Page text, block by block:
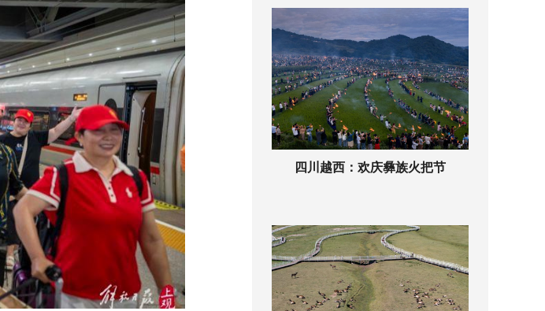
四川越西：欢庆彝族火把节